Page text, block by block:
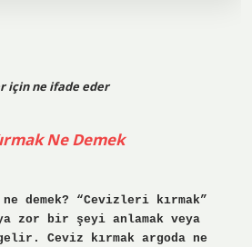
için ne ifade eder
Ne Demek
demek? “Cevizleri kırmak”
zor bir şeyi anlamak veya
gelir. Ceviz kırmak argoda ne